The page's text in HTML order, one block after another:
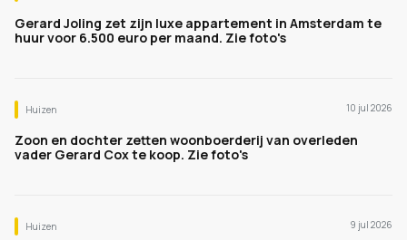
Gerard Joling zet zijn luxe appartement in Amsterdam te
huur voor 6.500 euro per maand. Zie foto's
Huizen 10 jul 2026
Zoon en dochter zetten woonboerderij van overleden
vader Gerard Cox te koop. Zie foto's
Huizen 9 jul 2026